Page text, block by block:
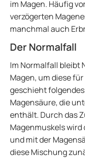
im Magen. Häufig
verzögerten
manchmal auch
Der Normalfall
Im Normalfall bleibt
Magen, um diese
geschieht
Magensäure, die
enthält. Durch das
Magenmuskels
und mit der
diese Mischung